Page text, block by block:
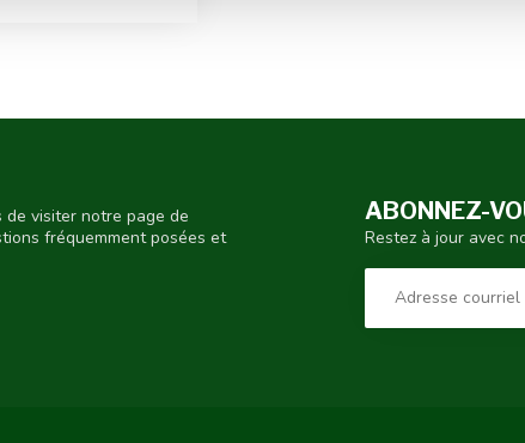
de visiter notre page de
fréquemment posées et
ABONNEZ-
Restez à jour avec